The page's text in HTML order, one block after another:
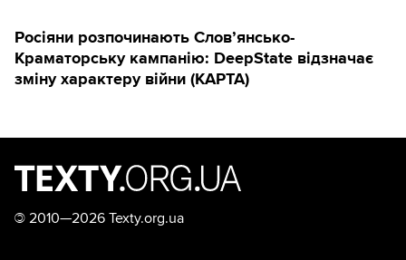
Росіяни розпочинають Слов’янсько-
Краматорську кампанію: DeepState відзначає
зміну характеру війни (КАРТА)
© 2010—2026 Texty.org.ua